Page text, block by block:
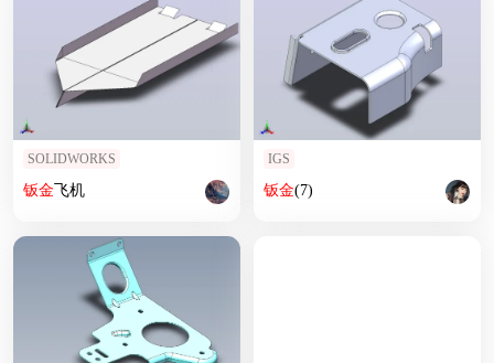
SOLIDWORKS
钣金飞机
IGS
钣金(7)